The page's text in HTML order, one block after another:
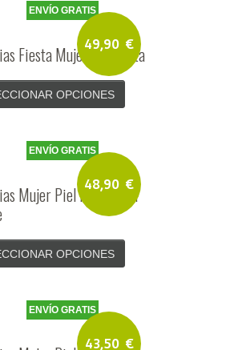
49,90 €
ENVÍO GRATIS
Fiesta Mujer Piel Plata
OPCIONES
48,90 €
ENVÍO GRATIS
Mujer Piel Plata Talla
OPCIONES
43,50 €
ENVÍO GRATIS